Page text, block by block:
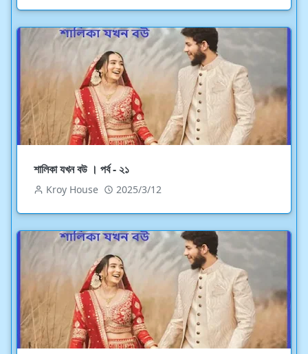
শালিকা যখন বউ । পর্ব - ২১
Kroy House 2025/3/12